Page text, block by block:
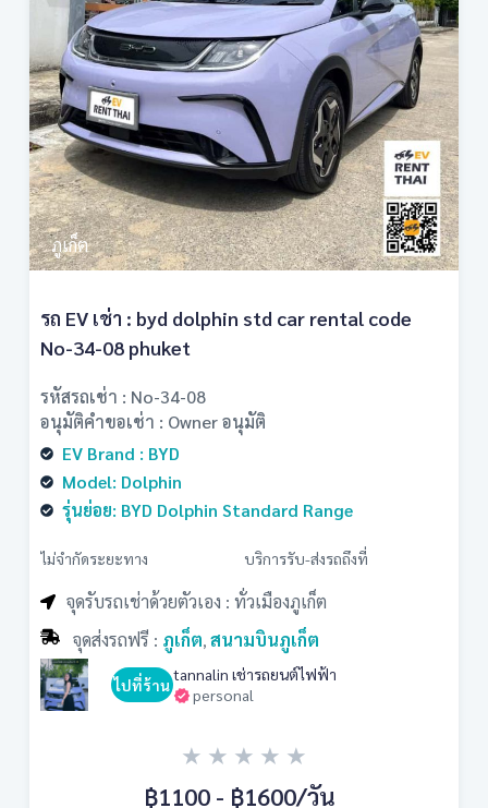
ภูเก็ต
รถ EV เช่า : byd dolphin std car rental code
No-34-08 phuket
รหัสรถเช่า : No-34-08
อนุมัติคำขอเช่า : Owner อนุมัติ
EV Brand : BYD
Model: Dolphin
รุ่นย่อย: BYD Dolphin Standard Range
ไม่จำกัดระยะทาง บริการรับ-ส่งรถถึงที่
จุดรับรถเช่าด้วยตัวเอง : ทั่วเมืองภูเก็ต
จุดส่งรถฟรี : ภูเก็ต, สนามบินภูเก็ต
ไปที่ร้าน
personal
tannalin เช่ารถยนต์ไฟฟ้า
฿1100 - ฿1600/วัน
★ ★ ★ ★ ★